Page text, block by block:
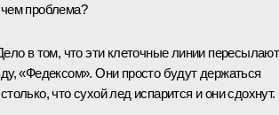
проблема?
в том, что эти клеточные линии
«Федексом». Они просто будут держаться
что сухой лед испарится и они сдохнут.